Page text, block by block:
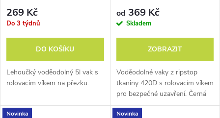
269 Kč
Do 3 týdnů
DO KOŠÍKU
Lehoučký voděodolný 5l vak s
rolovacím víkem na přezku.
od 369 Kč
Skladem
ZOBRAZIT
Voděodolné vaky z ripstop
tkaniny 420D s rolovacím víkem
pro bezpečné uzavření. Černá
varianta.
Novinka
Novinka